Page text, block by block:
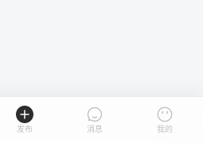
发布 消息 我的